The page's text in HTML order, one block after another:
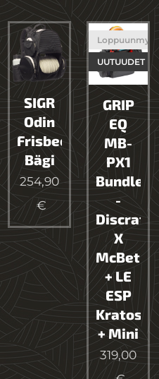
SIGR
Odin
Frisbeegolf
Bägi
254,90
€
GRIP
EQ
MB-
PX1
Bundle
-
Discraft
X
McBeth
+ LE
ESP
Kratos
+ Mini
Loppuunmyyty
UUTUUDET
319,00